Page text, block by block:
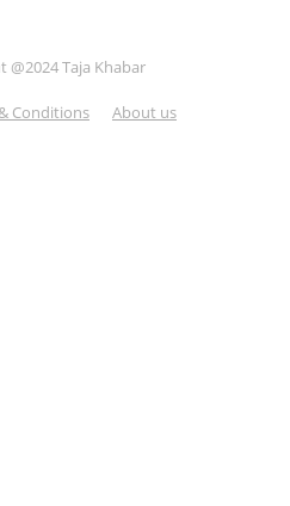
@2024 Taja Khabar
Conditions About us